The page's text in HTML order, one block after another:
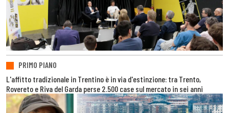
PRIMO PIANO
L'affitto tradizionale in Trentino è in via d'estinzione: tra Trento,
Rovereto e Riva del Garda perse 2.500 case sul mercato in sei anni